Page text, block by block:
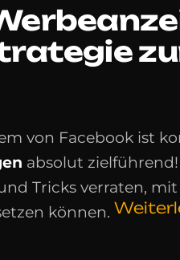
von Facebook ist
absolut
Tricks verraten,
können.